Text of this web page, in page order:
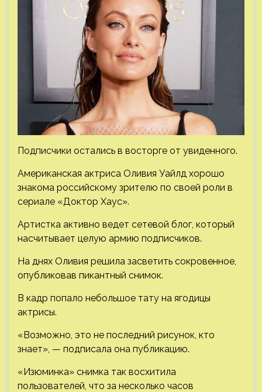
Подписчики остались в восторге от увиденного.
Американская актриса Оливия Уайлд хорошо
знакома российскому зрителю по своей роли в
сериале «Доктор Хаус».
Артистка активно ведет сетевой блог, который
насчитывает целую армию подписчиков.
На днях Оливия решила засветить сокровенное,
опубликовав пикантный снимок.
В кадр попало небольшое тату на ягодицы
актрисы.
«Возможно, это не последний рисунок, кто
знает», — подписала она публикацию.
«Изюминка» снимка так восхитила
пользователей, что за несколько часов